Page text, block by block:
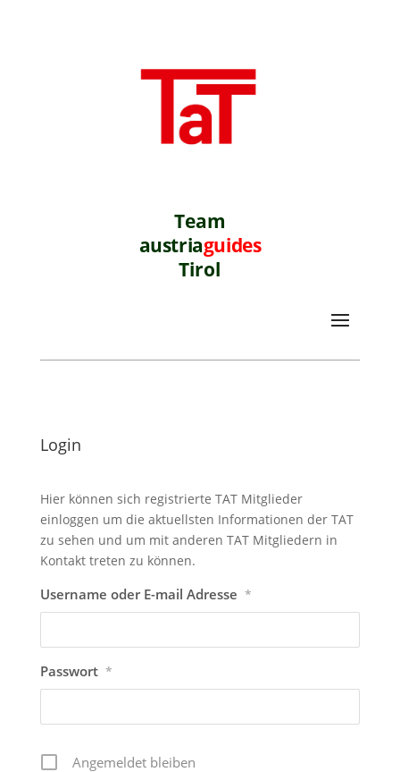
Team
austriaguides
Tirol
Login
Hier können sich registrierte TAT Mitglieder
einloggen um die aktuellsten Informationen der TAT
zu sehen und um mit anderen TAT Mitgliedern in
Kontakt treten zu können.
Username oder E-mail Adresse *
Passwort *
Angemeldet bleiben